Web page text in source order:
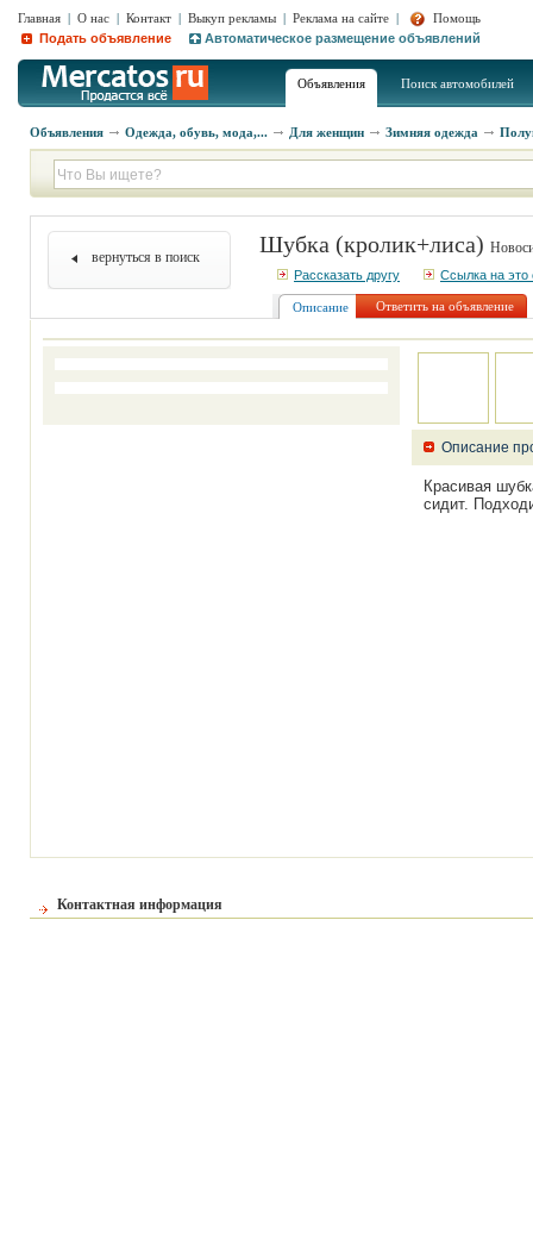
Главная | О нас | Контакт | Выкуп рекламы | Реклама на сайте |
Помощь
Подать объявление
Автоматическое размещение объявлений
Объявления Поиск автомобилей
Объявления Одежда, обувь, мода,... Для женщин Зимняя одежда
вернуться в поиск Шубка (кролик+лиса)
Рассказать другу Ссылка на это
Описание Ответить на объявление
Описание
Красивая
сидит.
Контактная информация